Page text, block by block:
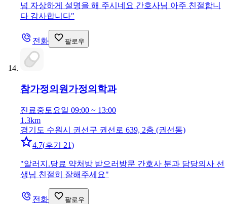
넘 자상하게 설명을 해 주시네요 간호사님 아주 친절합니
다 감사합니다"
전화 팔로우
참가정의원 가정의학과
진료중 토요일 09:00 ~ 13:00
1.3km
경기도 수원시 권선구 권선로 639, 2층 (권선동)
4.7(후기 21)
"알러지.당료 약처방 받으러방문 간호사 분과 담당의사 선
생님 친절히 잘해주세요"
전화 팔로우